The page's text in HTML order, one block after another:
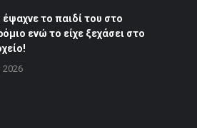
έψαχνε το παιδί του στο
ενώ το είχε ξεχάσει στο
2026